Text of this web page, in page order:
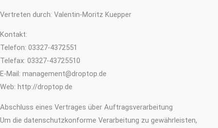
Vertreten durch: Valentin-Moritz Kuepper
Kontakt:
Telefon: 03327-4372551
Telefax: 03327-43725510
E-Mail: management@droptop.de
Web: http://droptop.de
Abschluss eines Vertrages über Auftragsverarbeitung
Um die datenschutzkonforme Verarbeitung zu gewährleisten,